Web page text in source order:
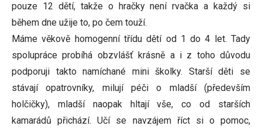
pouze 12 dětí, takže o hračky není rvačka a každý si
během dne užije to, po čem touží.
Máme věkově homogenní třídu dětí od 1 do 4 let. Tady
spolupráce probíhá obzvlášť krásně a i z toho důvodu
podporuji takto namíchané mini školky. Starší děti se
stávají opatrovníky, milují péči o mladší (především
holčičky), mladší naopak hltají vše, co od starších
kamarádů přichází. Učí se navzájem říct si o pomoc,